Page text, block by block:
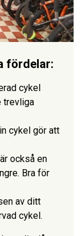
fördelar:
cykel
trevliga
cykel gör att
också en
Bra för
av ditt
cykel.